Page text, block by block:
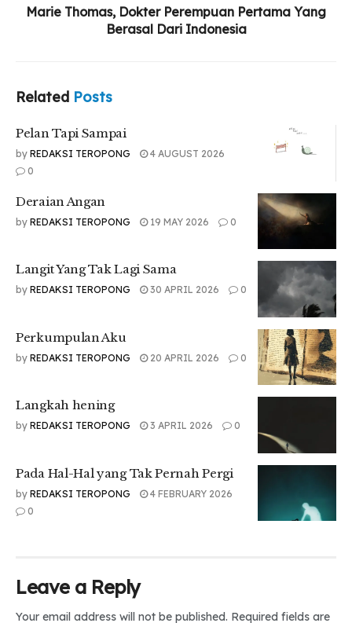
Deraian Angan
Langit Yang Tak Lagi Sama
Selama ia menjalani sekolah, Glummy dikenal dengan anak
yang ramah. Perlakuan teman temannya sangat baik
kepadanya meski selalu ada saja yang bertanya ada apa
dengan tangannya.
Suatu hari ketika ia berjalan menuju gedung Hujan.
Glummy menabrak seorang anak lelaki yang entah dari
mana ia tak melihatnya. Tingginya sekitar 170 cm, dengan
rambut berwarna putih dan hidung yang mancung membuat
Glummy yang berdiri kaku tak memalingkan mata dari sosok
Heiko : ” Tidak apa apa, aku Heiko. ” Sambil menjulurkan
tangannya yang terlihat besar serta senyum tipis di
wajahnya.
yang berbeda pada lengannya. Terasa seperti terbakar
yang ia rasakan, cepat cepat ia melepaskan tangan Heiko
darinya.
Marie Thomas, Dokter Perempuan Pertama Yang
Berasal Dari Indonesia
Related Posts
Pelan Tapi Sampai
by REDAKSI TEROPONG
4 AUGUST 2026
0
Deraian Angan
by REDAKSI TEROPONG 19 MAY 2026 0
Langit Yang Tak Lagi Sama
by REDAKSI TEROPONG 30 APRIL 2026 0
Perkumpulan Aku
by REDAKSI TEROPONG 20 APRIL 2026 0
Langkah hening
by REDAKSI TEROPONG 3 APRIL 2026 0
Pada Hal-Hal yang Tak Pernah Pergi
by REDAKSI TEROPONG
4 FEBRUARY 2026
0
Leave a Reply
Your email address will not be published. Required fields are